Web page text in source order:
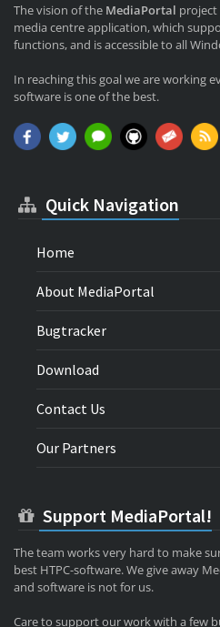
The vision of the MediaPortal project
media centre application, which
functions, and is accessible to all
In reaching this goal we are working
software is one of the best.
Quick Navigation
Home
About MediaPortal
Bugtracker
Download
Contact Us
Our Partners
Support MediaPortal!
The team works very hard to make
best HTPC-software. We give away
and software is not for us.
Care to support our work with a few